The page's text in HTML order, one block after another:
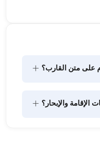
على متن القارب؟ +
والإبحار؟ +